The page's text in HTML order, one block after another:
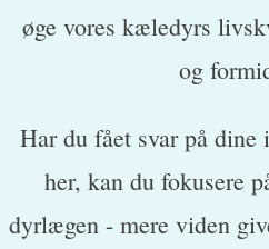
øge vores kæledyrs
og
Har du fået svar på dine
her, kan du fokusere
dyrlægen - mere viden